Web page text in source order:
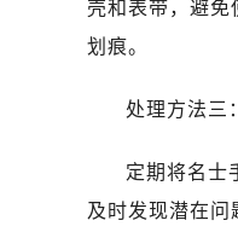
壳和表带，避免
划痕。
处理方法三
定期将名士
及时发现潜在问